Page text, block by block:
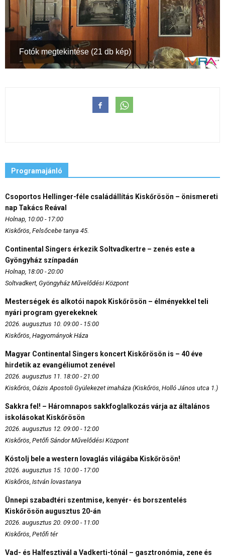
Fotók megtekintése (21 db kép)
Programajánló
Csoportos Hellinger-féle családállítás Kiskőrösön – önismereti
nap Takács Reával
Holnap, 10:00 - 17:00
Kiskőrös, Felsőcebe tanya 45.
Continental Singers érkezik Soltvadkertre – zenés este a
Gyöngyház színpadán
Holnap, 18:00 - 20:00
Soltvadkert, Gyöngyház Művelődési Központ
Mesterségek és alkotói napok Kiskőrösön – élményekkel teli
nyári program gyerekeknek
2026. augusztus 10. 09:00 - 15:00
Kiskőrös, Hagyományok Háza
Magyar Continental Singers koncert Kiskőrösön is – 40 éve
hirdetik az evangéliumot zenével
2026. augusztus 11. 18:00 - 21:00
Kiskőrös, Oázis Apostoli Gyülekezet imaháza (Kiskőrös, Holló János utca 1.)
Sakkra fel! – Háromnapos sakkfoglalkozás várja az általános
iskolásokat Kiskőrösön
2026. augusztus 12. 09:00 - 12:00
Kiskőrös, Petőfi Sándor Művelődési Központ
Kóstolj bele a western lovaglás világába Kiskőrösön!
2026. augusztus 15. 10:00 - 17:00
Kiskőrös, István lovastanya
Ünnepi szabadtéri szentmise, kenyér- és borszentelés
Kiskőrösön augusztus 20-án
2026. augusztus 20. 09:00 - 11:00
Kiskőrös, Petőfi tér
Vad- és Halfesztivál a Vadkerti-tónál – gasztronómia, zene és